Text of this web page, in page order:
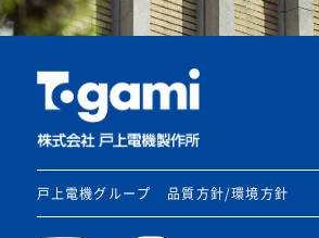
戸上電機グループ 品質方針/環境方針